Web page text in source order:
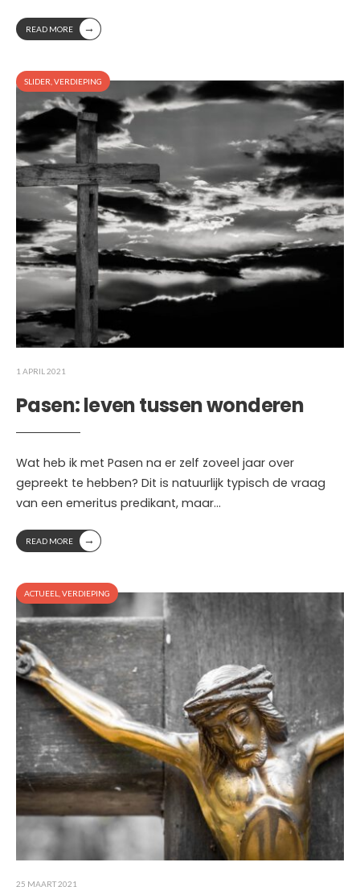
READ MORE →
SLIDER VERDIEPING
1 APRIL 2021
Pasen: leven tussen wonderen
Wat heb ik met Pasen na er zelf zoveel jaar over
gepreekt te hebben? Dit is natuurlijk typisch de vraag
van een emeritus predikant, maar...
READ MORE →
ACTUEEL VERDIEPING
25 MAART 2021